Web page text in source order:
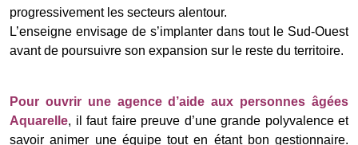
progressivement les secteurs alentour.
L’enseigne envisage de s’implanter dans tout le Sud-Ouest
avant de poursuivre son expansion sur le reste du territoire.
Pour ouvrir une agence d’aide aux personnes âgées
Aquarelle, il faut faire preuve d’une grande polyvalence et
savoir animer une équipe tout en étant bon gestionnaire.